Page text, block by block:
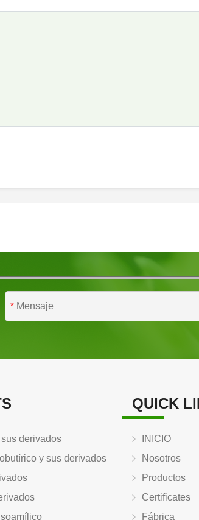
*
derivados
y sus derivados
QUICK
INICIO
Nosotros
Productos
Certificates
Fábrica